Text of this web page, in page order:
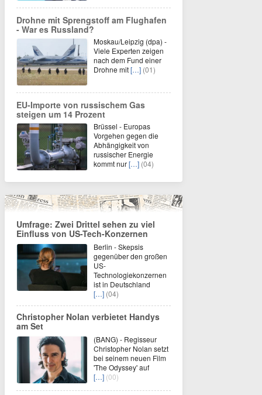
Drohne mit Sprengstoff am Flughafen
- War es Russland?
Moskau/Leipzig (dpa) -
Viele Experten zeigen
nach dem Fund einer
Drohne mit[…] (01)
EU-Importe von russischem Gas
steigen um 14 Prozent
Brüssel - Europas
Vorgehen gegen die
Abhängigkeit von
russischer Energie
kommt nur[…] (04)
Umfrage: Zwei Drittel sehen zu viel
Einfluss von US-Tech-Konzernen
Berlin - Skepsis
gegenüber den großen
US-
Technologiekonzernen
ist in Deutschland
[…] (04)
Christopher Nolan verbietet Handys
am Set
(BANG) - Regisseur
Christopher Nolan setzt
bei seinem neuen Film
'The Odyssey' auf
[…] (00)